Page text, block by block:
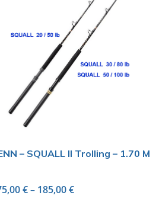
– SQUALL II Trolling – 1.70 M
€– 185,00€